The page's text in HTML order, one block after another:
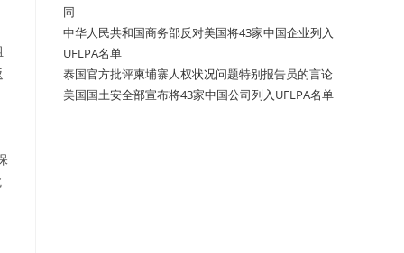
同
中华人民共和国商务部反对美国将43家中国企业列入
UFLPA名单
泰国官方批评柬埔寨人权状况问题特别报告员的言论
美国国土安全部宣布将43家中国公司列入UFLPA名单